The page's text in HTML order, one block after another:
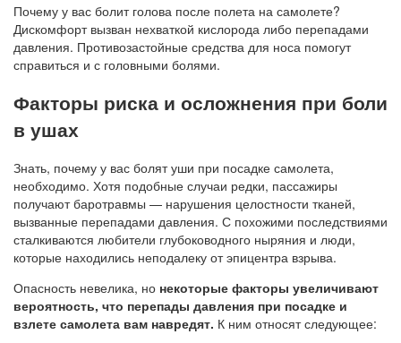
Почему у вас болит голова после полета на самолете?
Дискомфорт вызван нехваткой кислорода либо перепадами
давления. Противозастойные средства для носа помогут
справиться и с головными болями.
Факторы риска и осложнения при боли
в ушах
Знать, почему у вас болят уши при посадке самолета,
необходимо. Хотя подобные случаи редки, пассажиры
получают баротравмы — нарушения целостности тканей,
вызванные перепадами давления. С похожими последствиями
сталкиваются любители глубоководного ныряния и люди,
которые находились неподалеку от эпицентра взрыва.
Опасность невелика, но некоторые факторы увеличивают
вероятность, что перепады давления при посадке и
взлете самолета вам навредят. К ним относят следующее: